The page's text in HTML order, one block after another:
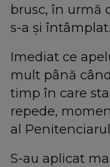
brusc, în urmă
s-a și întâmplat.
Imediat ce
mult până
timp în care
repede,
al
S-au aplicat